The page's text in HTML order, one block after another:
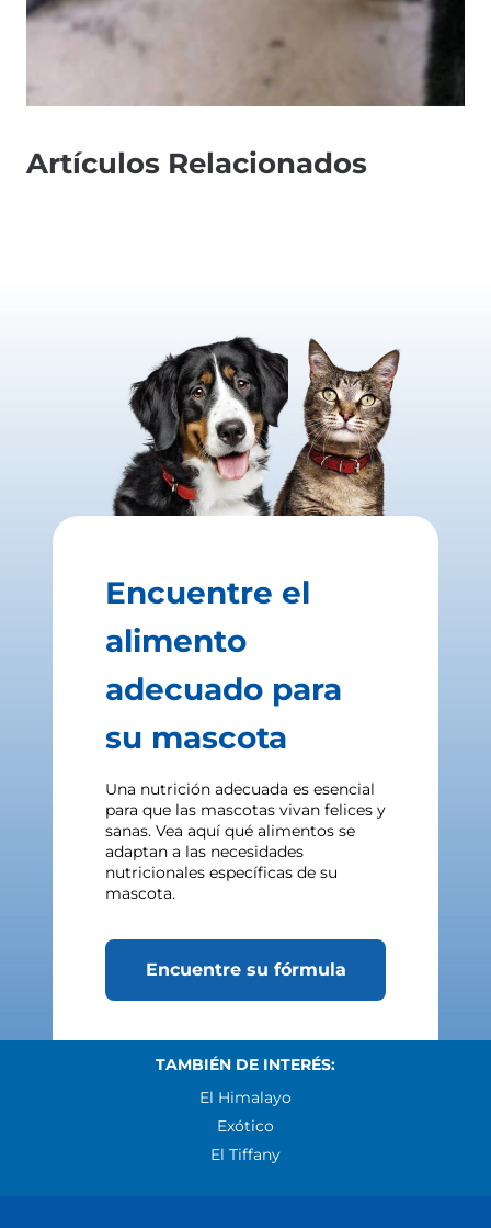
Artículos Relacionados
Encuentre el
alimento
adecuado para
su mascota
Una nutrición adecuada es esencial
para que las mascotas vivan felices y
sanas. Vea aquí qué alimentos se
adaptan a las necesidades
nutricionales específicas de su
mascota.
Encuentre su fórmula
TAMBIÉN DE INTERÉS:
El Himalayo
Exótico
El Tiffany